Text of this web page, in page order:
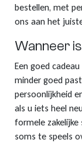
bestellen, met
ons aan het
Wanneer
Een goed
minder goed
persoonlijkheid
als u iets heel
formele zakelijke
soms te speels